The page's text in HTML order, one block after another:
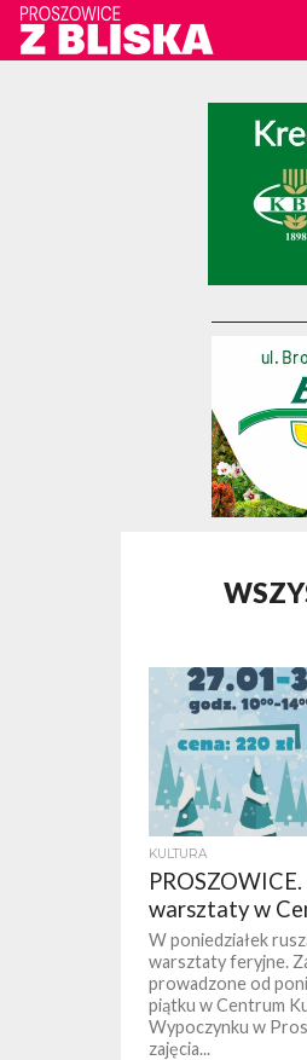
KULTURA
warsztaty w
W poniedziałek
warsztaty feryjne.
prowadzone od
piątku w Centrum
Wypoczynku w
zajęcia...